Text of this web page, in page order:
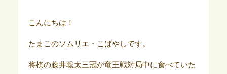
こんにちは！
たまごのソムリエ・こばやしです。
将棋の藤井聡太三冠が竜王戦対局中に食べていた